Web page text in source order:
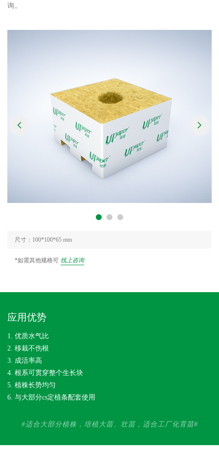
询。
尺寸：100*100*65 mm
*如需其他规格可 线上咨询
应用优势
1. 优质水气比
2. 移栽不伤根
3. 成活率高
4. 根系可贯穿整个生长块
5. 植株长势均匀
6. 与大部分cs定植条配套使用
#适合大部分植株，培植大苗、壮苗，适合工厂化育苗#